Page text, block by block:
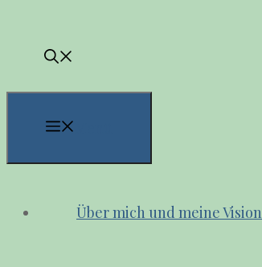
Über mich und meine Vision